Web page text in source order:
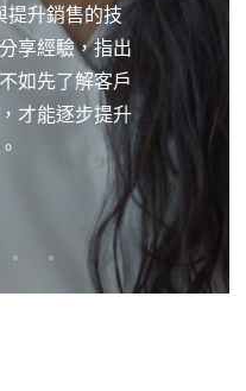
提升銷售的技
享經驗，指出
如先了解客戶
才能逐步提升